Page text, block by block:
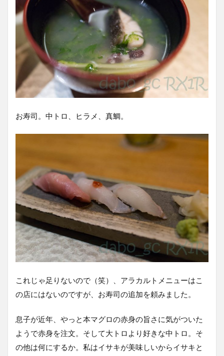
お寿司。中トロ、ヒラメ、真鯛。
これじゃ足りないので（笑）、アラカルトメニューはこ
の店にはないのですが、お寿司の追加を頼みました。
息子が近年、やっと本マグロの赤身の旨さに気がついた
ようで赤身を注文。そして大トロより好きな中トロ。そ
の他は何にするか。私はイサキが美味しいからイサキと